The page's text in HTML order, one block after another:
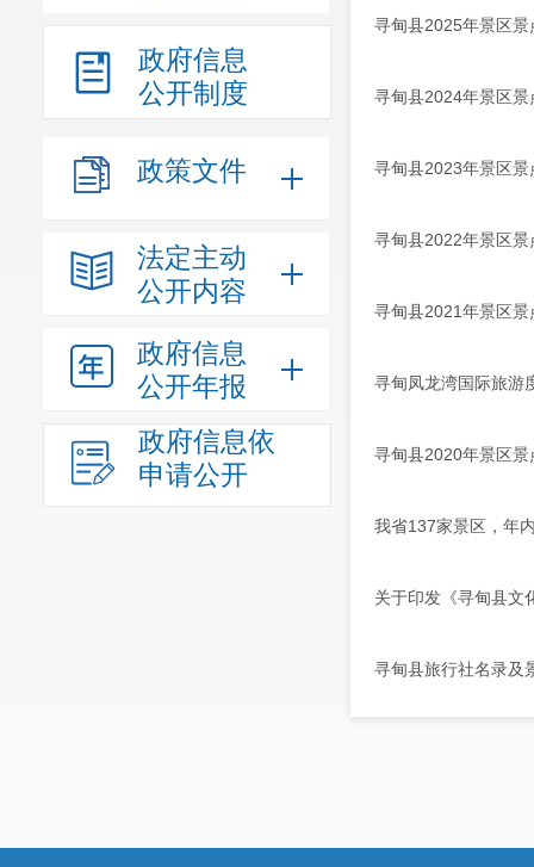
政府信息
公开制度
政策文件
法定主动
公开内容
政府信息
公开年报
政府信息依
申请公开
寻甸县2025年景区景
寻甸县2024年景区景
寻甸县2023年景区景
寻甸县2022年景区景
寻甸县2021年景区景
寻甸凤龙湾国际旅游
寻甸县2020年景区景
我省137家景区，年
关于印发《寻甸县文
寻甸县旅行社名录及